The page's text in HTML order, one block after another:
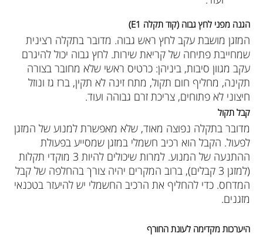
הגנה מפני לחץ גבוה (קוד תקלה E1)
המזגן מושבת עקב לחץ ראש גבוה. מדובר בתקלה רצינית
שמחייבת פתיחה של קריאת שירות. לחץ גבוה יכול להיגרם
עקב מגוון סיבות, ביניהן: כרטיס ראשי שלא מחובר בצורה
תקינה, מחליף חום תקול, מתח זינה לא תקין, ברז גז ונוזל
חיצוני לא פתוחים, צריכת זרם גבוהה ועוד.
קבל תקול
מדובר בתקלה נפוצה מאוד, שלא מאפשרת למנוע של המזגן
לפעול. הקבל הוא רכיב חשמלי במזגן שמסייע בפעולת
ההתנעה של המנוע. למרות שיכולים להיות 3 מוקדי תקלות
(למזגן 3 קבלים), ברוב המקרים יהיה צורך בהחלפה של קבל
המדחס. כדי להחליף את הרכיב החשמלי יש להיעזר בטכנאי
מזגנים.
היערכות מקדימה לעונת החורף